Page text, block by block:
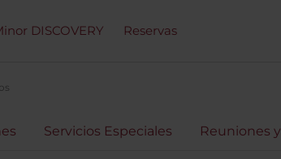
DISCOVERY Reservas
Servicios Especiales Reuniones